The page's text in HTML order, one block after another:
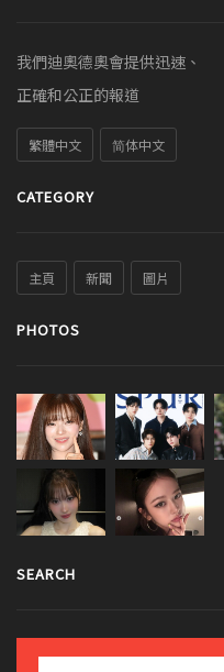
我們迪奧德奧會提供迅速、
正確和公正的報道
繁體中文 简体中文
CATEGORY
主頁 新聞 圖片
PHOTOS
SEARCH